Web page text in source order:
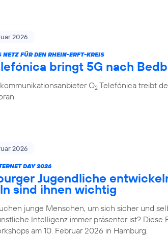
2026
NETZ FÜR DEN RHEIN-ERFT-KREIS
bringt 5G nach
O2 Telefónica treibt
2026
DAY 2026
Jugendliche
sind ihnen wichtig
junge Menschen, um sich sicher und
Intelligenz immer präsenter ist? Diese
am 10. Februar 2026 in Hamburg.